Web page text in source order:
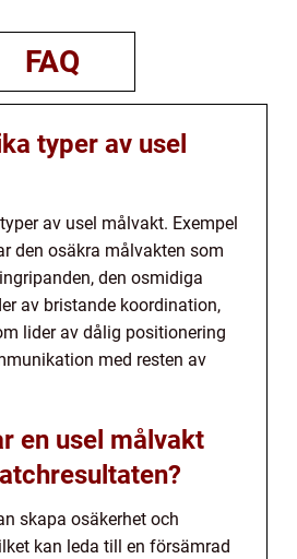
FAQ
typer av usel
av usel målvakt. Exempel
den osäkra målvakten som
den osmidiga
av bristande koordination,
lider av dålig positionering
med resten av
en usel målvakt
skapa osäkerhet och
kan leda till en försämrad